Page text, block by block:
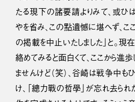
たる現下の諸要請よりみて、或ひ
やを省み、この點遺憾に堪へず、
の掲載を中止いたしました」と。
絡めてみると面白くて、ここから進
ませんけど（笑）、谷崎は戦争中も
け、「總力戰の哲學」が忘れ去ら